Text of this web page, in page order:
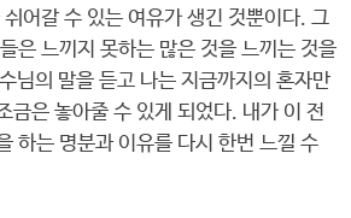
어갈 수 있는 여유가 생긴 것뿐이다. 그
은 느끼지 못하는 많은 것을 느끼는 것을
님의 말을 듣고 나는 지금까지의 혼자만
금은 놓아줄 수 있게 되었다. 내가 이 전
하는 명분과 이유를 다시 한번 느낄 수